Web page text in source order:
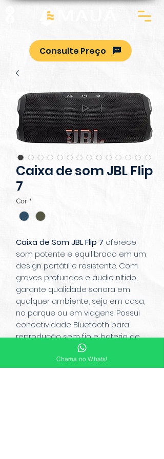
Consulte Preço
Caixa de som JBL Flip
7
Cor *
Caixa de Som JBL Flip 7 oferece
som potente e equilibrado em um
design portátil e resistente. Com
graves profundos e áudio nítido,
garante qualidade sonora em
qualquer ambiente, seja em casa,
no parque ou em viagens. Possui
conectividade Bluetooth para
reprodução sem fio e bateria de
longa duração, permitindo horas de
música contínua. Resistente à água,
Chama no Whats!